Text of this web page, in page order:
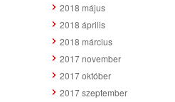
2018 május
2018 április
2018 március
2017 november
2017 október
2017 szeptember